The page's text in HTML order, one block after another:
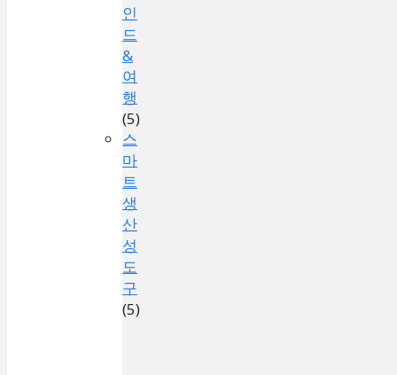
인
드
&
여
행
(5)
스
마
트
생
산
성
도
구
(5)